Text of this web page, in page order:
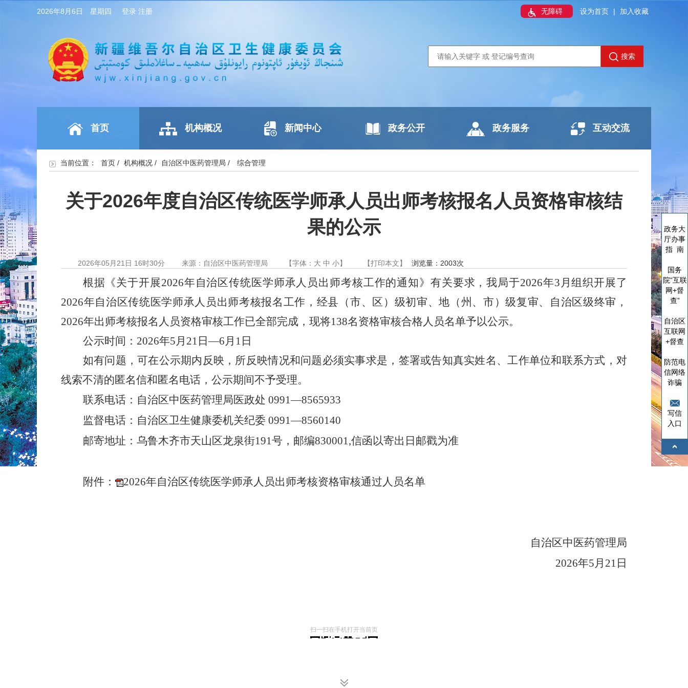
2026年8月6日 星期四 无障碍 设为首页 | 加入收藏
登录 注册
搜索
首页 机构概况 新闻中心 政务公开 政务服务 互动交流
当前位置： 首页 / 机构概况 / 自治区中医药管理局 / 综合管理
关于2026年度自治区传统医学师承人员出师考核报名人员资格审核结
果的公示
2026年05月21日 16时30分 来源：自治区中医药管理局 【字体： 大 中 小】 【打印本文】 浏览量： 2003次
根据《关于开展2026年自治区传统医学师承人员出师考核工作的通知》有关要求，我局于2026年3 月组织开展了
2026年自治区传统医学师承人员出师考核报名工作，经县（市、区）级初审、地（州、市）级复审、自治区级终审，
2026年出师考核报名人员资格审核工作已全部完成，现将138名资格审核合格人员名单予以公示。
公示时间： 2026年5月 21 日—6月 1 日
如有问题，可在公示期内反映，所反映情况和问题必须实事求是，签署或告知真实姓名、工作单位和联系方式，对
线索不清的匿名信和匿名电话，公示期间不予受理。
联系电话：自治区中医药管理局医政处 0991—8565933
监督电话：自治区卫生健康委机关纪委 0991—8560140
邮寄地址：乌鲁木齐市天山区龙泉街191号，邮编830001,信函以寄出日邮戳为准
附件： 2026年自治区传统医学师承人员出师考核资格审核通过人员名单
自治区中医药管理局
2026年5月 21 日
扫一扫在手机打开当前页
政务大
厅办事
指 南
国务
院“互联
网+督
查”
自治区
互联网
+督查
防范电
信网络
诈骗
写信
入口